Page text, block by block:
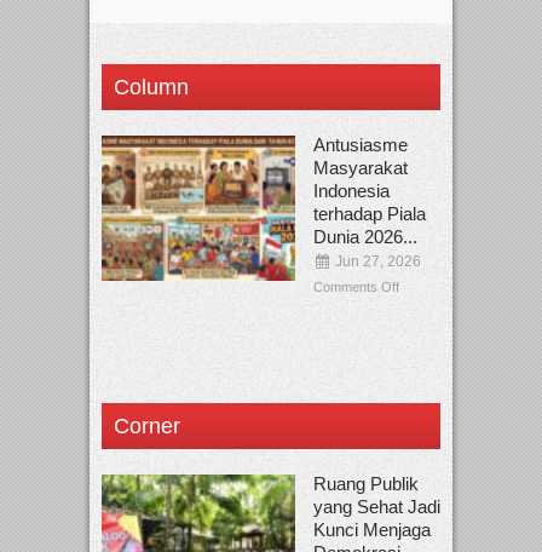
Column
Antusiasme
Masyarakat
Indonesia
terhadap Piala
Dunia 2026...
Jun 27, 2026
Comments Off
Corner
Ruang Publik
yang Sehat Jadi
Kunci Menjaga